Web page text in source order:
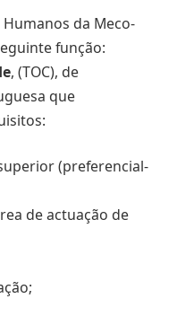
da Meco-
função:
, (TOC), de
que
(preferencial-
de actuação de